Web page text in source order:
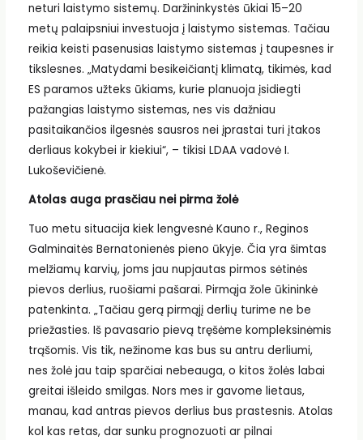
neturi laistymo sistemų. Daržininkystės ūkiai 15–20
metų palaipsniui investuoja į laistymo sistemas. Tačiau
reikia keisti pasenusias laistymo sistemas į taupesnes ir
tikslesnes. „Matydami besikeičiantį klimatą, tikimės, kad
ES paramos užteks ūkiams, kurie planuoja įsidiegti
pažangias laistymo sistemas, nes vis dažniau
pasitaikančios ilgesnės sausros nei įprastai turi įtakos
derliaus kokybei ir kiekiui“, – tikisi LDAA vadovė I.
Lukoševičienė.
Atolas auga prasčiau nei pirma žolė
Tuo metu situacija kiek lengvesnė Kauno r., Reginos
Galminaitės Bernatonienės pieno ūkyje. Čia yra šimtas
melžiamų karvių, joms jau nupjautas pirmos sėtinės
pievos derlius, ruošiami pašarai. Pirmąja žole ūkininkė
patenkinta. „Tačiau gerą pirmąjį derlių turime ne be
priežasties. Iš pavasario pievą tręšėme kompleksinėmis
trąšomis. Vis tik, nežinome kas bus su antru derliumi,
nes žolė jau taip sparčiai nebeauga, o kitos žolės labai
greitai išleido smilgas. Nors mes ir gavome lietaus,
manau, kad antras pievos derlius bus prastesnis. Atolas
kol kas retas, dar sunku prognozuoti ar pilnai